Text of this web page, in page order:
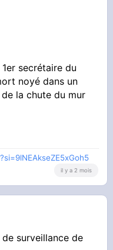
secrétaire du
noyé dans un
la chute du mur
il y a 2 mois
surveillance de